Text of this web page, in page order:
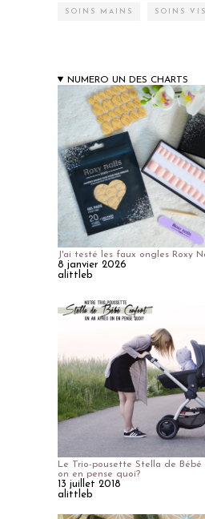
SOINS MAINS SOINS
NUMERO UN DES CHARTS
J'ai testé les faux ongles Roxy
8 janvier 2026
alittleb
Le Trio-pousette Stella de
on en pense quoi?
13 juillet 2018
alittleb